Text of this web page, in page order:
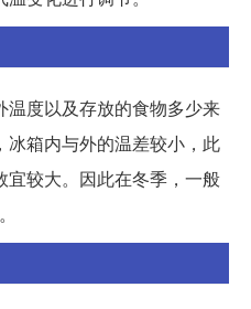
温度以及存放的食物多少来
箱内与外的温差较小，此
宜较大。因此在冬季，一般